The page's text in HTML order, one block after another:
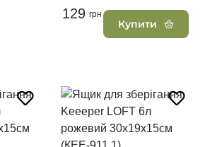
129 грн
Купити